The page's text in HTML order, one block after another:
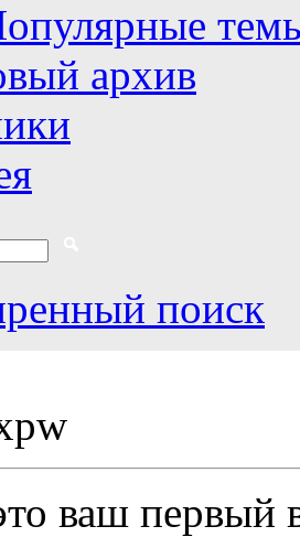
архив
поиск
ваш первый